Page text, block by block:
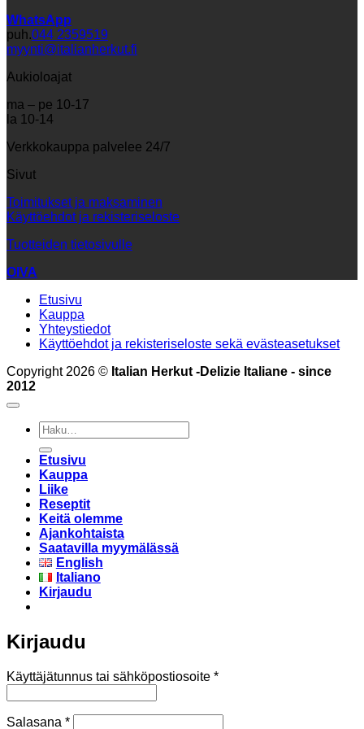
WhatsApp
puh.044 2359519
myynti@italianherkut.fi
Aukioloajat
ma – pe 10-17
la 10-14
Verkkokauppa palvelee 24/7
Sivut
Toimitukset ja maksaminen
Käyttöehdot ja rekisteriseloste
Tuotteiden tietosivulle
OIVA
Etusivu
Kauppa
Yhteystiedot
Käyttöehdot ja rekisteriseloste sekä evästeasetukset
Copyright 2026 © Italian Herkut -Delizie Italiane - since
2012
Etsi:
Etusivu
Kauppa
Liike
Reseptit
Keitä olemme
Ajankohtaista
Saatavilla myymälässä
English
Italiano
Kirjaudu
Kirjaudu
Käyttäjätunnus tai sähköpostiosoite *Vaaditaan
Salasana *Vaaditaan